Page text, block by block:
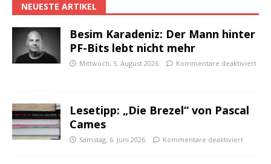
NEUESTE ARTIKEL
Besim Karadeniz: Der Mann hinter
PF-Bits lebt nicht mehr
Mittwoch, 5. August 2026 Kommentare deaktiviert
Lesetipp: „Die Brezel“ von Pascal
Cames
Samstag, 6. Juni 2026 Kommentare deaktiviert